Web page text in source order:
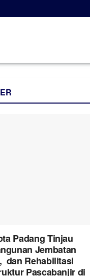
Padang Tinjau
Jembatan
dan Rehabilitasi
Pascabanjir di